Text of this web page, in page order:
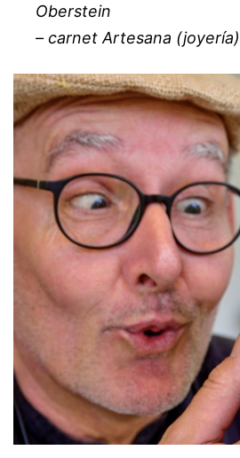
Oberstein
– carnet Artesana